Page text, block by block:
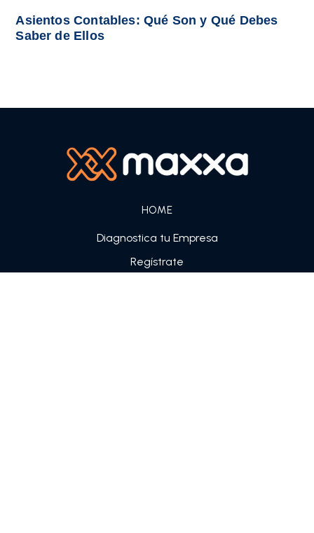
Asientos Contables: Qué Son y Qué Debes
Saber de Ellos
HOME
Diagnostica tu Empresa
Regístrate